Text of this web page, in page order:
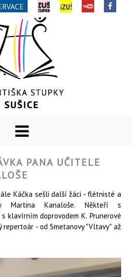
PANA UČITELE
Káčka sešli další žáci - flétnisté a
Martina Kanaloše. Někteří s
klavírním doprovodem K. Prunerové
- od Smetanovy "Vltavy" až